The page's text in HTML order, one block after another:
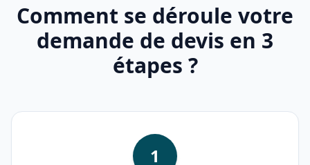
Comment se déroule votre
demande de devis en 3
étapes ?
1